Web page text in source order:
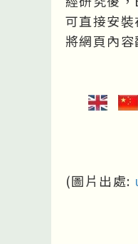
可直接安
將網頁內容
(圖片出處: